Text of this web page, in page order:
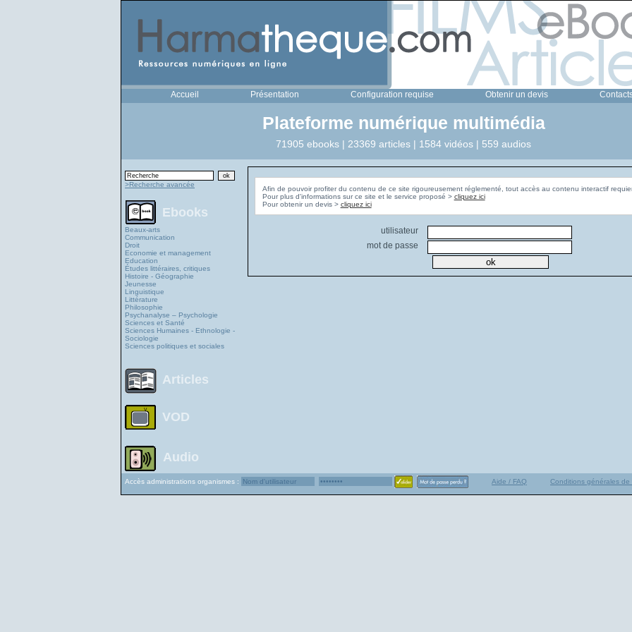
Accueil Présentation Configuration requise Obtenir un devis
Plateforme numérique multimédia
71905 ebooks | 23369 articles | 1584 vidéos | 559 audios
>Recherche avancée
Ebooks
Beaux-arts
Communication
Droit
Economie et management
Education
Études littéraires, critiques
Histoire - Géographie
Jeunesse
Linguistique
Littérature
Philosophie
Psychanalyse – Psychologie
Sciences et Santé
Sciences Humaines - Ethnologie -
Sociologie
Sciences politiques et sociales
Articles
VOD
Audio
Afin de pouvoir profiter du contenu de ce site rigoureusement réglementé, tout accès au contenu interactif
Pour plus d'informations sur ce site et le service proposé > cliquez ici
Pour obtenir un devis > cliquez ici
utilisateur
mot de passe
Accès administrations organismes : Aide / FAQ Conditions générales de